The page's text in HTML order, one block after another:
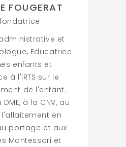
FOUGERAT
et
Educatrice
enfants et
à l'IRTS sur le
de l'enfant.
à la CNV, au
en
portage et aux
Montessori et